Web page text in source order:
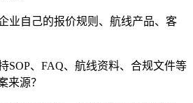
业自己的报价规则、航线产品、客
SOP、 FAQ、航线资料、合规文件等
来源？